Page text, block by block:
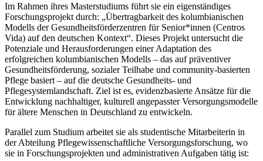
Im Rahmen ihres Masterstudiums führt sie ein eigenständiges
Forschungsprojekt durch: „Übertragbarkeit des kolumbianischen
Modells der Gesundheitsförderzentren für Senior*innen (Centros
Vida) auf den deutschen Kontext“. Dieses Projekt untersucht die
Potenziale und Herausforderungen einer Adaptation des
erfolgreichen kolumbianischen Modells – das auf präventiver
Gesundheitsförderung, sozialer Teilhabe und community-basierten
Pflege basiert – auf die deutsche Gesundheits- und
Pflegesystemlandschaft. Ziel ist es, evidenzbasierte Ansätze für die
Entwicklung nachhaltiger, kulturell angepasster Versorgungsmodelle
für ältere Menschen in Deutschland zu entwickeln.
Parallel zum Studium arbeitet sie als studentische Mitarbeiterin in
der Abteilung Pflegewissenschaftliche Versorgungsforschung, wo
sie in Forschungsprojekten und administrativen Aufgaben tätig ist: